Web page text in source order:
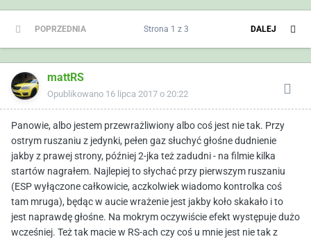
POPRZEDNIA DALEJ
Strona 1 z 3
mattRS
Opublikowano 16 lipca 2017 o 20:22
Panowie, albo jestem przewrażliwiony albo coś jest nie tak. Przy
ostrym ruszaniu z jedynki, pełen gaz słuchyć głośne dudnienie
jakby z prawej strony, później 2-jka też zadudni - na filmie kilka
startów nagrałem. Najlepiej to słychać przy pierwszym ruszaniu
(ESP wyłączone całkowicie, aczkolwiek wiadomo kontrolka coś
tam mruga), będąc w aucie wrażenie jest jakby koło skakało i to
jest naprawdę głośne. Na mokrym oczywiście efekt występuje dużo
wcześniej. Też tak macie w RS-ach czy coś u mnie jest nie tak z